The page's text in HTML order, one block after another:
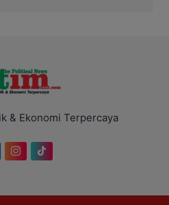
& Ekonomi Terpercaya